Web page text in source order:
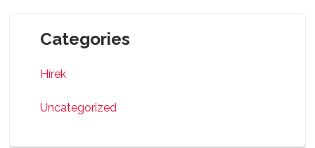
Categories
Hírek
Uncategorized